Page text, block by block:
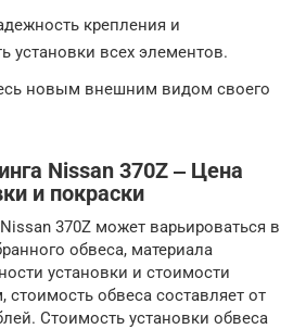
крепления и
установки всех элементов.
новым внешним видом своего
Nissan 370Z ‒ Цена
и покраски
370Z может варьироваться в
обвеса, материала
установки и стоимости
стоимость обвеса составляет от
Стоимость установки обвеса